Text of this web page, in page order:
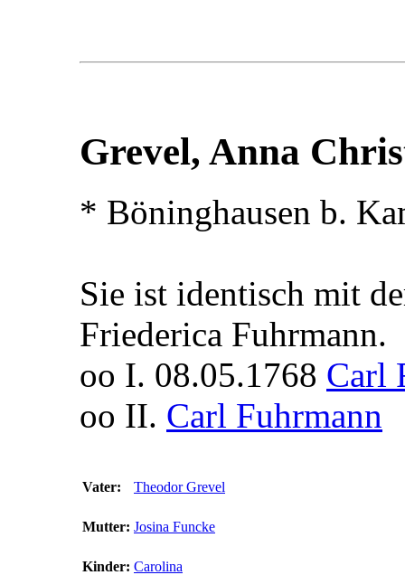
Grevel, Anna
* Böninghausen b.
Sie ist identisch mit
Friederica Fuhrmann.
oo I. 08.05.1768 Carl
oo II. Carl Fuhrmann
Vater: Theodor Grevel
Mutter: Josina Funcke
Kinder: Carolina